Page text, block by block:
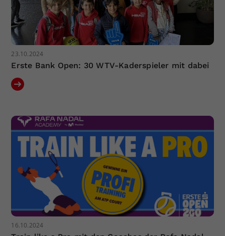
23.10.2024
Erste Bank Open: 30 WTV-Kaderspieler mit dabei
16.10.2024